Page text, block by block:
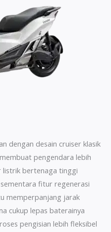
dengan desain cruiser klasik
pengendara lebih
listrik bertenaga tinggi
fitur regenerasi
memperpanjang jarak
cukup lepas baterainya
pengisian lebih fleksibel